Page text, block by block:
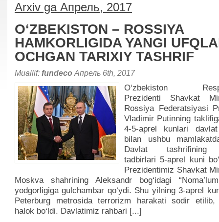
Arxiv ga Апрель, 2017
O‘ZBEKISTON – ROSSIYA
HAMKORLIGIDA YANGI
OCHGAN TARIXIY TASHRIF
Muallif: fundeco Апрель 6th, 2017
O‘zbekiston
Prezidenti Shavkat
Rossiya Federatsiyasi
Vladimir Putinning
4-5-aprel kunlari
bilan ushbu
Davlat tashrifining
tadbirlari 5-aprel kuni
Prezidentimiz Shavkat
Moskva shahrining Aleksandr bog‘idagi
yodgorligiga gulchambar qo‘ydi. Shu yilning 3-aprel
Peterburg metrosida terrorizm harakati sodir etilib,
halok bo‘ldi. Davlatimiz rahbari [...]